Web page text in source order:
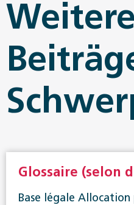
Weitere
Glossaire (selon
Base légale